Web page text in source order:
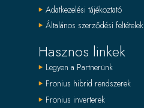
Adatkezelési tájékoztató
Általános szerződési feltételek
Hasznos linkek
Legyen a Partnerünk
Fronius hibrid rendszerek
Fronius inverterek